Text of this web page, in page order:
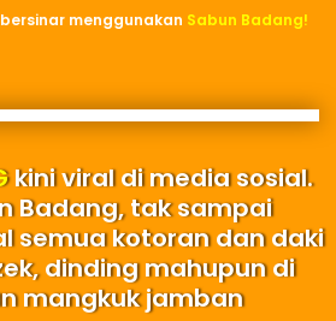
menggunakan Sabun Badang!
kini viral di media sosial.
Badang, tak sampai
semua kotoran dan daki
dinding mahupun di
mangkuk jamban